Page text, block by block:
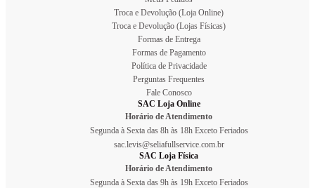
Troca e Devolução (Loja Online)
Troca e Devolução (Lojas Físicas)
Formas de Entrega
Formas de Pagamento
Política de Privacidade
Perguntas Frequentes
Fale Conosco
SAC Loja Online
Horário de Atendimento
Segunda à Sexta das 8h às 18h Exceto Feriados
sac.levis@seliafullservice.com.br
SAC Loja Física
Horário de Atendimento
Segunda à Sexta das 9h às 19h Exceto Feriados